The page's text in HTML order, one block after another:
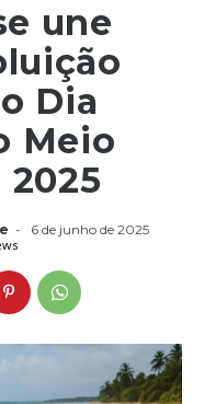
une
Dia
Meio
-
6 de junho de 2025